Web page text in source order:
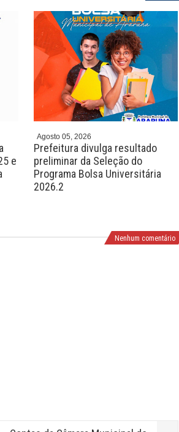
e
Agosto 05, 2026
Prefeitura divulga resultado
preliminar da Seleção do
Programa Bolsa Universitária
2026.2
P
e
v
N
e
t
Nenhum comentário